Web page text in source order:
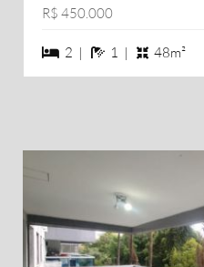
R$ 450.000
2 dormiórios
2 | 1 banheiros
1 | 48m²